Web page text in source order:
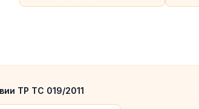
ТР ТС 019/2011